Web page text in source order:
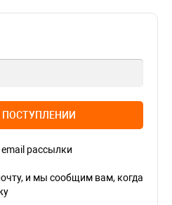
ПОСТУПЛЕНИИ
email рассылки
и мы сообщим вам, когда